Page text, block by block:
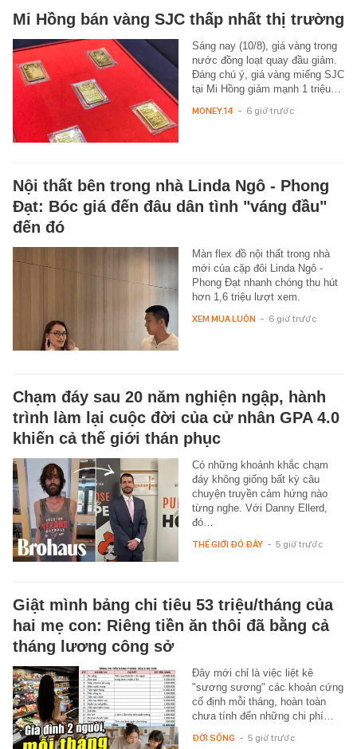
Mi Hồng bán vàng SJC thấp nhất thị trường
Sáng nay (10/8), giá vàng trong
nước đồng loạt quay đầu giảm.
Đáng chú ý, giá vàng miếng SJC
tại Mi Hồng giảm mạnh 1 triệu…
MONEY.14 - 6 giờ trước
Nội thất bên trong nhà Linda Ngô - Phong
Đạt: Bóc giá đến đâu dân tình "váng đầu"
đến đó
Màn flex đồ nội thất trong nhà
mới của cặp đôi Linda Ngô -
Phong Đạt nhanh chóng thu hút
hơn 1,6 triệu lượt xem.
XEM MUA LUÔN - 6 giờ trước
Chạm đáy sau 20 năm nghiện ngập, hành
trình làm lại cuộc đời của cử nhân GPA 4.0
khiến cả thế giới thán phục
Có những khoảnh khắc chạm
đáy không giống bất kỳ câu
chuyện truyền cảm hứng nào
từng nghe. Với Danny Ellerd,
đó…
THẾ GIỚI ĐÓ ĐÂY - 5 giờ trước
Giật mình bảng chi tiêu 53 triệu/tháng của
hai mẹ con: Riêng tiền ăn thôi đã bằng cả
tháng lương công sở
Đây mới chỉ là việc liệt kê
"sương sương" các khoản cứng
cố định mỗi tháng, hoàn toàn
chưa tính đến những chi phí…
ĐỜI SỐNG - 5 giờ trước